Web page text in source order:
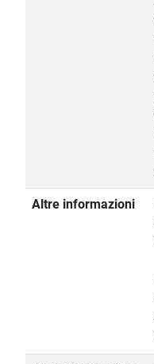
Altre informazioni